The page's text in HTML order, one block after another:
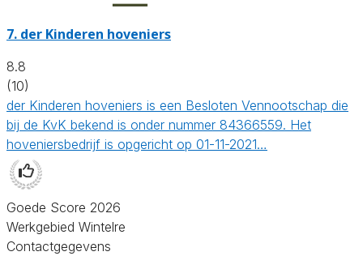
7. der Kinderen hoveniers
8.8
(10)
der Kinderen hoveniers is een Besloten Vennootschap die
bij de KvK bekend is onder nummer 84366559. Het
hoveniersbedrijf is opgericht op 01-11-2021…
Goede Score 2026
Werkgebied Wintelre
Contactgegevens